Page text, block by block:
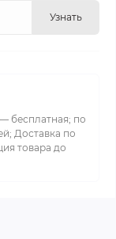
Узнать
бесплатная; по
Доставка по
товара до